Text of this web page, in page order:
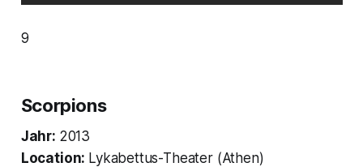
9
Scorpions
Jahr: 2013
Location: Lykabettus-Theater (Athen)